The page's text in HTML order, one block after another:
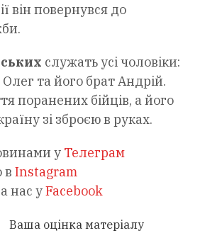
він повернувся до
служать усі чоловіки:
Олег та його брат Андрій.
поранених бійців, а його
зі зброєю в руках.
у Телеграм
в Instagram
нас уFacebook
Ваша оцінка матеріалу